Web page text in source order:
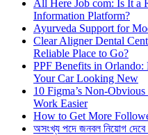
All Here Job com: Is It a
Information Platform?
Ayurveda Support for
Clear Aligner Dental
Reliable Place to Go?
PPF Benefits in
Your Car Looking New
10 Figma’s Non-
Work Easier
How to Get More
অসংখ্য পদে জনবল নিয়োগ